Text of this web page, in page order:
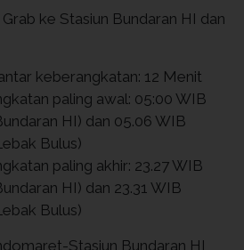
ke Stasiun Bundaran HI dan
keberangkatan: 12 Menit
paling awal: 05:00 WIB
HI) dan 05.06 WIB
Bulus)
paling akhir: 23.27 WIB
HI) dan 23.31 WIB
Bulus)
Stasiun Bundaran HI